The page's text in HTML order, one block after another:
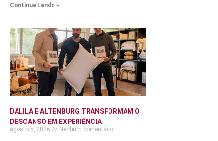
Continue Lendo »
DALILA E ALTENBURG TRANSFORMAM O
DESCANSO EM EXPERIÊNCIA
agosto 5, 2026 Nenhum comentário